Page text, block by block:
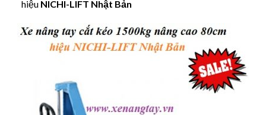
hiệu NICHI-LIFT Nhật Bản